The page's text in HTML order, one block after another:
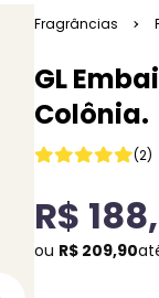
Fragrâncias
GL
Colônia.
(2)
R$ 188,
ou R$ 209,90